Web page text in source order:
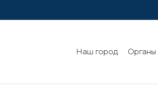
Наш город Органы